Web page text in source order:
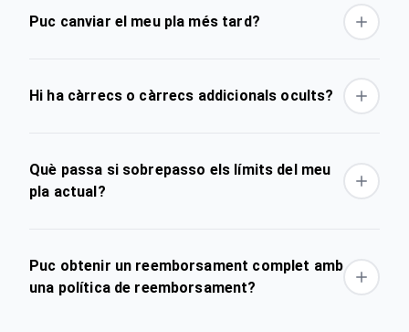
Puc canviar el meu pla més tard?
Hi ha càrrecs o càrrecs addicionals ocults?
Què passa si sobrepasso els límits del meu
pla actual?
Puc obtenir un reemborsament complet amb
una política de reemborsament?